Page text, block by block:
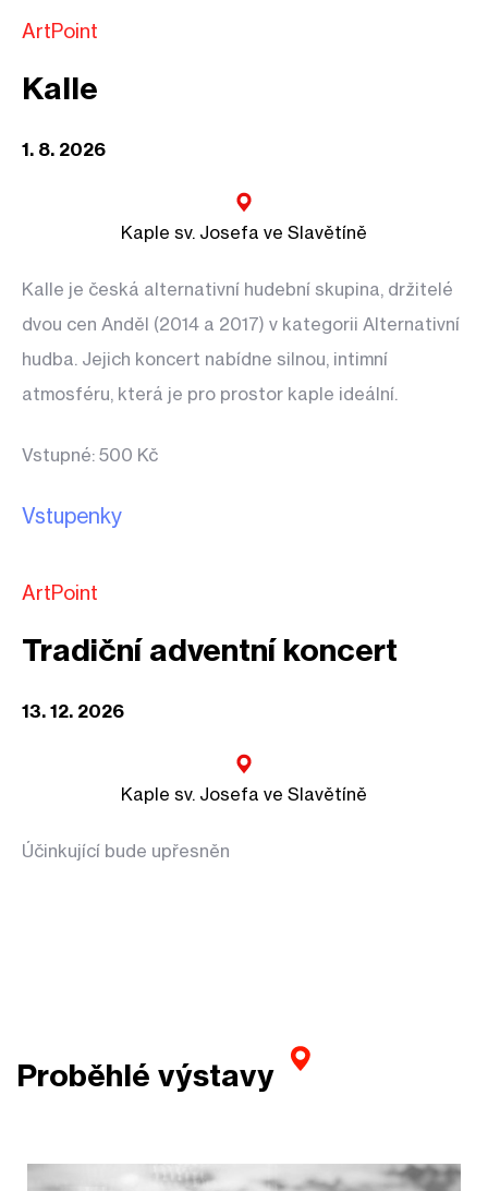
ArtPoint
Kalle
1. 8. 2026
Kaple sv. Josefa ve Slavětíně
Kalle je česká alternativní hudební skupina, držitelé
dvou cen Anděl (2014 a 2017) v kategorii Alternativní
hudba. Jejich koncert nabídne silnou, intimní
atmosféru, která je pro prostor kaple ideální.
Vstupné: 500 Kč
Vstupenky
ArtPoint
Tradiční adventní koncert
13. 12. 2026
Kaple sv. Josefa ve Slavětíně
Účinkující bude upřesněn
Proběhlé výstavy